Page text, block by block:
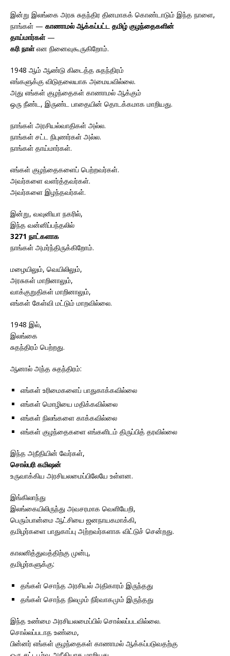
இன்று இலங்கை அரசு சுதந்திர தினமாகக் கொண்டாடும் இந்த நாளை,
நாங்கள் — காணாமல் ஆக்கப்பட்ட தமிழ் குழந்தைகளின்
தாய்மார்கள்—
கரி நாள்என நினைவுகூருகிறோம்.
1948 ஆம் ஆண்டு கிடைத்த சுதந்திரம்
எங்களுக்கு விடுதலையாக அமையவில்லை.
அது எங்கள் குழந்தைகள் காணாமல் ஆக்கும்
ஒரு நீண்ட, இருண்ட பாதையின் தொடக்கமாக மாறியது.
நாங்கள் அரசியல்வாதிகள் அல்ல.
நாங்கள் சட்ட நிபுணர்கள் அல்ல.
நாங்கள் தாய்மார்கள்.
எங்கள் குழந்தைகளைப் பெற்றவர்கள்.
அவர்களை வளர்த்தவர்கள்.
அவர்களை இழந்தவர்கள்.
இன்று, வவுனியா நகரில்,
இந்த வன்னிப்பந்தலில்
3271 நாட்களாக
நாங்கள் அமர்ந்திருக்கிறோம்.
மழையிலும், வெயிலிலும்,
அரசுகள் மாறினாலும்,
வாக்குறுதிகள் மாறினாலும்,
எங்கள் கேள்வி மட்டும் மாறவில்லை.
1948 இல்,
இலங்கை
சுதந்திரம் பெற்றது.
ஆனால் அந்த சுதந்திரம்:
எங்கள் உரிமைகளைப் பாதுகாக்கவில்லை
எங்கள் மொழியை மதிக்கவில்லை
எங்கள் நிலங்களை காக்கவில்லை
எங்கள் குழந்தைகளை எங்களிடம் திருப்பித் தரவில்லை
இந்த அநீதியின் வேர்கள்,
சொல்பரி கமிஷன்
உருவாக்கிய அரசியலமைப்பிலேயே உள்ளன.
இங்கிலாந்து
இலங்கையிலிருந்து அவசரமாக வெளியேறி,
பெரும்பான்மை ஆட்சியை ஜனநாயகமாக்கி,
தமிழர்களை பாதுகாப்பு அற்றவர்களாக விட்டுச் சென்றது.
காலனித்துவத்திற்கு முன்பு,
தமிழர்களுக்கு:
தங்கள் சொந்த அரசியல் அதிகாரம் இருந்தது
தங்கள் சொந்த நிலமும் நிர்வாகமும் இருந்தது
இந்த உண்மை அரசியலமைப்பில் சொல்லப்படவில்லை.
சொல்லப்படாத உண்மை,
பின்னர் எங்கள் குழந்தைகள் காணாமல் ஆக்கப்படுவதற்கு